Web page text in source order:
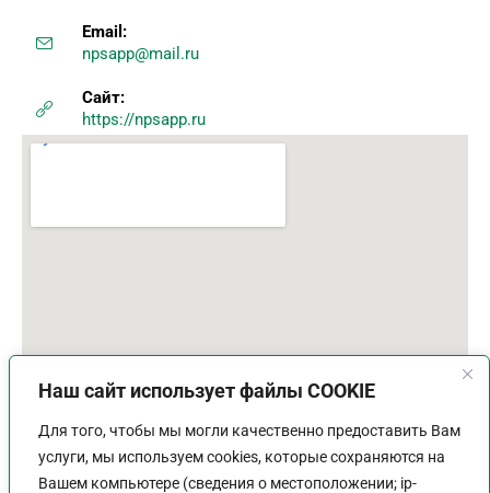
Наш сайт использует файлы COOKIE
Для того, чтобы мы могли качественно предоставить Вам
услуги, мы используем cookies, которые сохраняются на
Вашем компьютере (сведения о местоположении; ip-
Email:
npsapp@mail.ru
Сайт:
https://npsapp.ru